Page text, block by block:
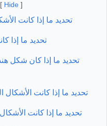
[ Hide ]
تحديد ما إذا كانت
تحديد ما إذا
تحديد ما إذا كان شكل
تحديد ما إذا كانت
تحديد ما إذا كانت